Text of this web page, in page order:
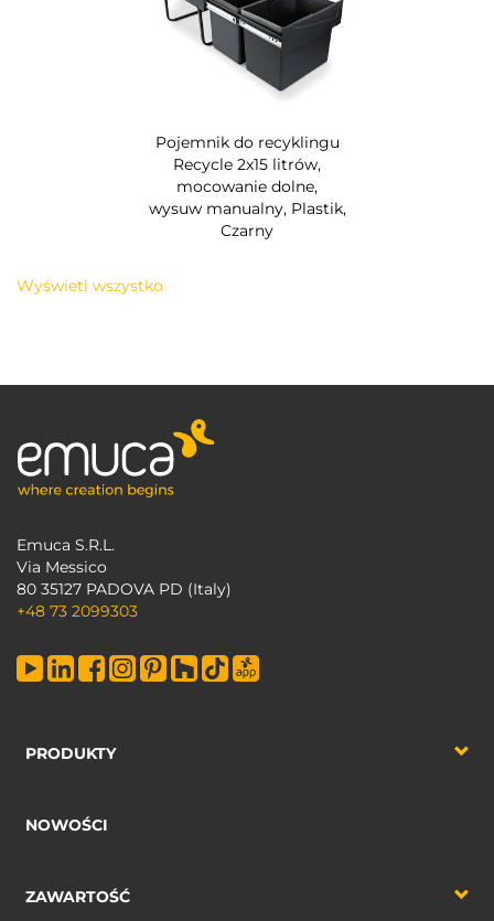
Pojemnik do recyklingu
Recycle 2x15 litrów,
mocowanie dolne,
wysuw manualny, Plastik,
Czarny
Wyświetl wszystko
Emuca S.R.L.
Via Messico
80 35127 PADOVA PD (Italy)
+48 73 2099303
PRODUKTY
NOWOŚCI
ZAWARTOŚĆ